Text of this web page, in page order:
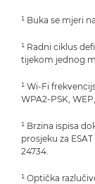
¹ Buka se mjeri
¹ Radni ciklus
tijekom jednog
¹ Wi-Fi
WPA2-PSK,
¹ Brzina ispisa
prosjeku za
24734.
¹ Optička